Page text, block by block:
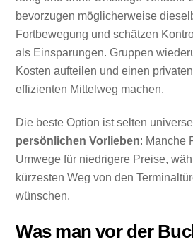
bevorzugen möglicherweise
Fortbewegung und schätzen
als Einsparungen. Gruppen
Kosten aufteilen und einen
effizienten Mittelweg machen.
Die beste Option ist selten
persönlichen Vorlieben: Manche
Umwege für niedrigere Preise,
kürzesten Weg von den
wünschen.
Was man vor der